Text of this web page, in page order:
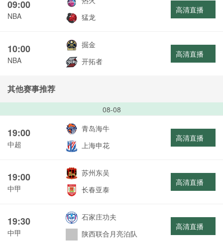
09:00
NBA
猛龙
高清直播
10:00
NBA
掘金
开拓者
高清直播
其他赛事推荐
08-08
19:00
中超
青岛海牛
上海申花
高清直播
19:00
中甲
苏州东吴
长春亚泰
高清直播
19:30
中甲
石家庄功夫
陕西联合月亮泊队
高清直播